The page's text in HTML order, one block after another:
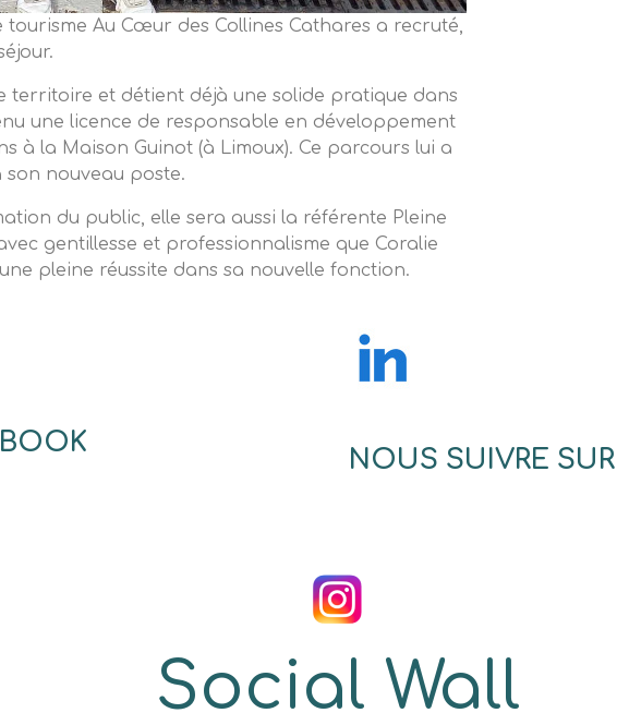
tourisme Au Cœur des Collines Cathares a recruté,
territoire et détient déjà une solide pratique dans
une licence de responsable en développement
à la Maison Guinot (à Limoux). Ce parcours lui a
nouveau poste.
du public, elle sera aussi la référente Pleine
gentillesse et professionnalisme que Coralie
pleine réussite dans sa nouvelle fonction.
NOUS SUIVRE
Social Wall